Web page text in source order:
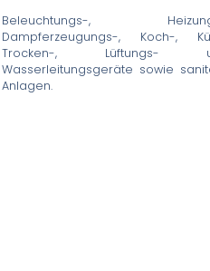
Beleuchtungs-,
Dampferzeugungs-, Koch-,
Trocken-, Lüftungs-
Wasserleitungsgeräte sowie
Anlagen.